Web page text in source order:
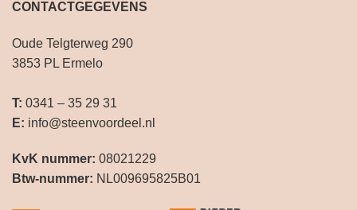
CONTACTGEGEVENS
Oude Telgterweg 290
3853 PL Ermelo
T: 0341 – 35 29 31
E: info@steenvoordeel.nl
KvK nummer: 08021229
Btw-nummer: NL009695825B01